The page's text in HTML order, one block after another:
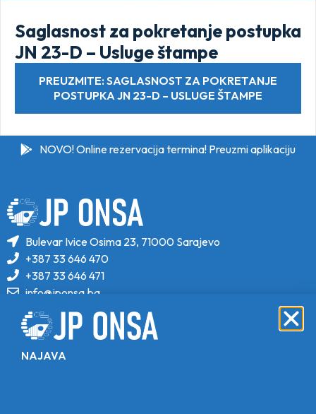
Saglasnost za pokretanje postupka
JN 23-D – Usluge štampe
PREUZMITE: SAGLASNOST ZA POKRETANJE
POSTUPKA JN 23-D – USLUGE ŠTAMPE
NOVO! Online rezervacija termina! Preuzmi aplikaciju
Bulevar Ivice Osima 23, 71000 Sarajevo
+387 33 646 470
+387 33 646 471
info@jponsa.ba
©Copyright 2024. All Rights Reserved.
Design, Development & Maintenance By
NAJAVA